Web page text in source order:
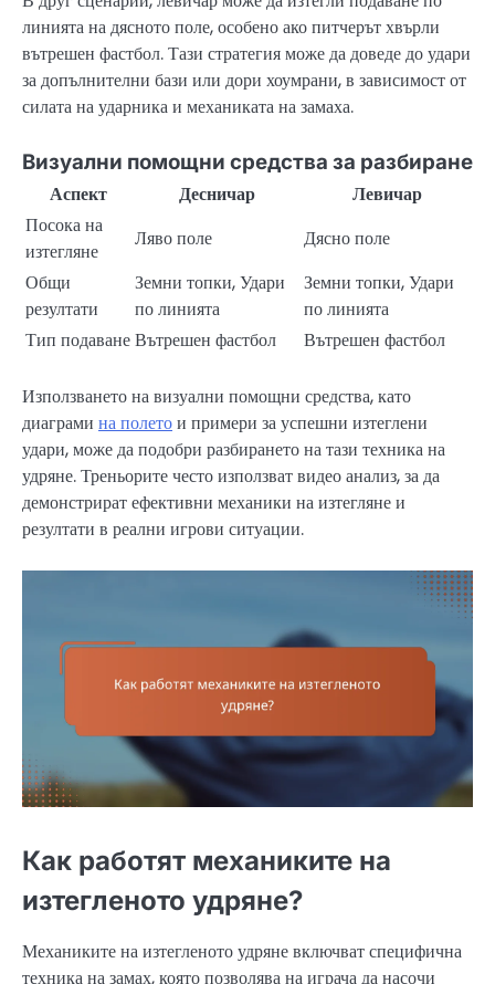
линията на дясното поле, особено ако питчерът хвърли
вътрешен фастбол. Тази стратегия може да доведе до удари
за допълнителни бази или дори хоумрани, в зависимост от
силата на ударника и механиката на замаха.
Визуални помощни средства за разбиране
Аспект
Десничар
Левичар
Посока на
изтегляне
Ляво поле
Дясно поле
Общи
резултати
Земни топки, Удари
по линията
Земни топки, Удари
по линията
Тип подаванеВътрешен фастбол Вътрешен фастбол
Използването на визуални помощни средства, като
диаграми на полетои примери за успешни изтеглени
удари, може да подобри разбирането на тази техника на
удряне. Треньорите често използват видео анализ, за да
демонстрират ефективни механики на изтегляне и
резултати в реални игрови ситуации.
Как работят механиките на
изтегленото удряне?
Механиките на изтегленото удряне включват специфична
техника на замах, която позволява на играча да насочи